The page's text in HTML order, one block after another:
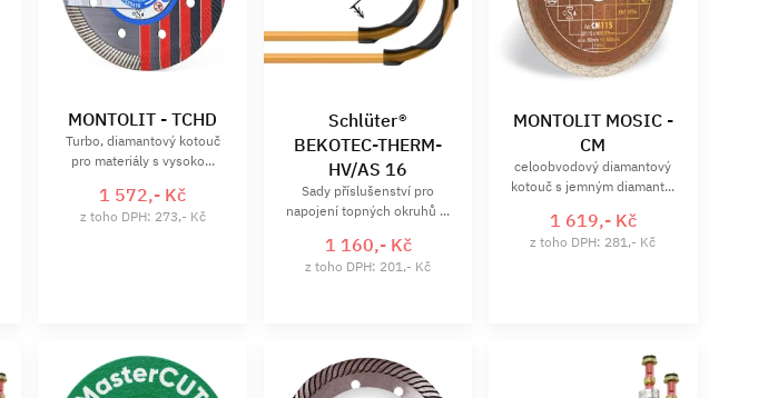
MONTOLIT - TCHD
Turbo, diamantový kotouč
pro materiály s vysoko...
1 572,- Kč
z toho DPH: 273,- Kč
Schlüter®
BEKOTEC-THERM-
HV/AS 16
Sady příslušenství pro
napojení topných okruhů ...
1 160,- Kč
z toho DPH: 201,- Kč
MONTOLIT MOSIC -
CM
celoobvodový diamantový
kotouč s jemným diamant...
1 619,- Kč
z toho DPH: 281,- Kč